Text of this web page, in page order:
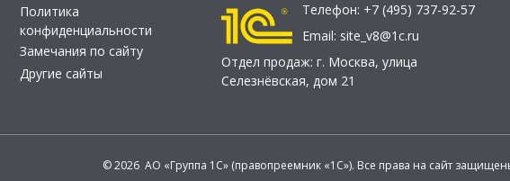
Политика
конфиденциальности
Замечания по сайту
Другие сайты
Телефон: +7 (495) 737-92-57
Email: site_v8@1c.ru
Отдел продаж: г. Москва, улица
Селезнёвская, дом 21
© 2026 АО «Группа 1С» (правопреемник «1С»). Все права на сайт